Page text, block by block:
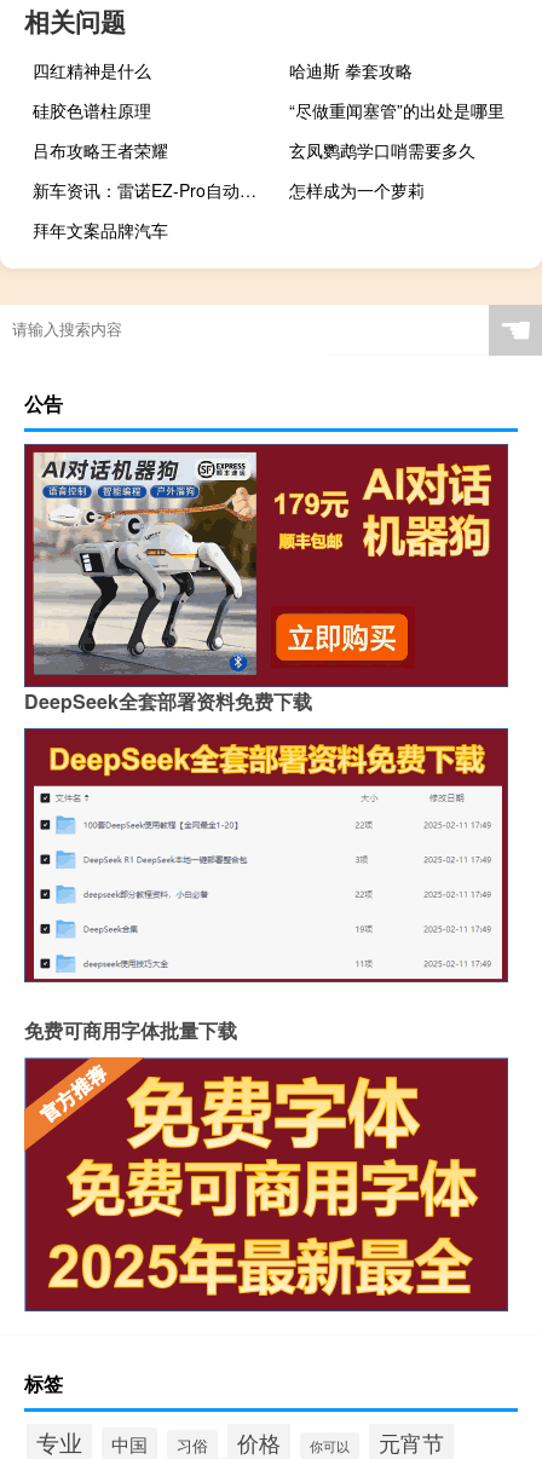
相关问题
四红精神是什么
哈迪斯 拳套攻略
硅胶色谱柱原理
“尽做重闻塞管”的出处是哪里
吕布攻略王者荣耀
玄凤鹦鹉学口哨需要多久
新车资讯：雷诺EZ-Pro自动驾驶汽车适用于最后一英里的交付
怎样成为一个萝莉
拜年文案品牌汽车
☚
公告
DeepSeek全套部署资料免费下载
免费可商用字体批量下载
标签
专业 中国 习俗 价格 你可以 元宵节